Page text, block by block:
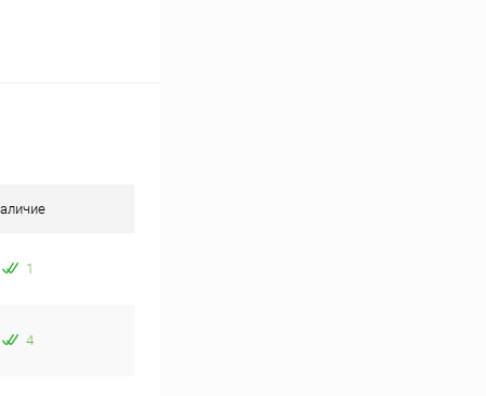
1
4